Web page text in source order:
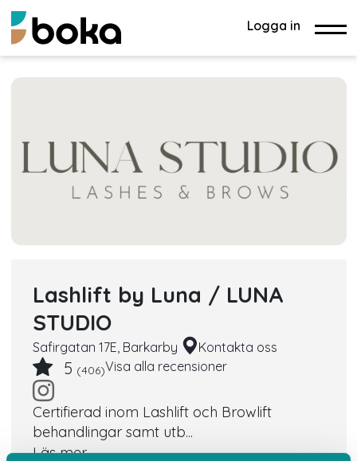
Logga in
Lashlift by Luna / LUNA
STUDIO
Safirgatan 17E, Barkarby Kontakta oss
5 (406)Visa alla recensioner
Certifierad inom Lashlift och Browlift
behandlingar samt utb...
Läs mer